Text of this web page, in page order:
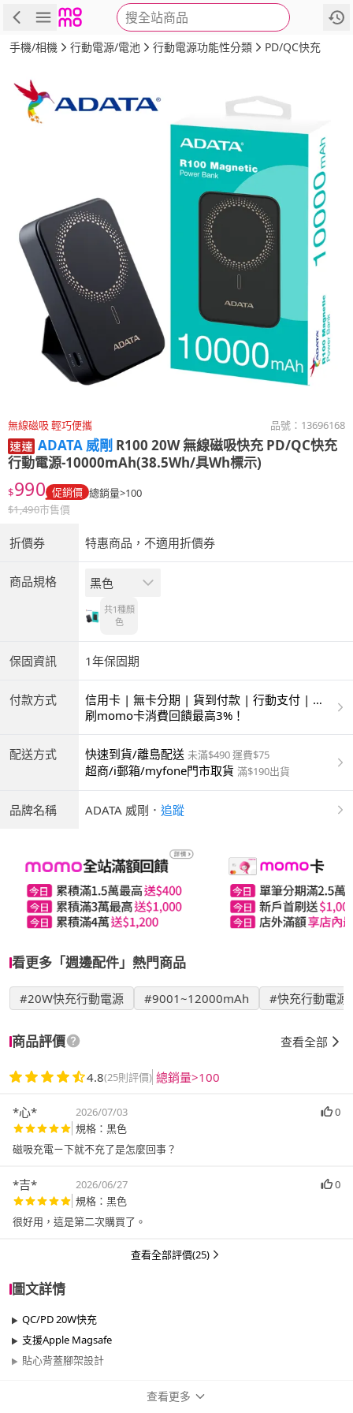
搜全站商品
商品 評價 詳情
手機/相機 行動電源/電池 行動電源功能性分類 PD/QC快充
無線磁吸 輕巧便攜 品號： 13696168
ADATA 威剛 R100 20W 無線磁吸快充 PD/QC快充
行動電源-10000mAh(38.5Wh/具Wh標示)
$990 促銷價 總銷量>100
$1,490市售價
折價券 特惠商品，不適用折價券
商品規格 黑色
共1種顏
色
保固資訊 1年保固期
付款方式
信用卡 | 無卡分期 | 貨到付款 | 行動支付 | 超
商付款 | ATM | 銀聯卡
刷momo卡消費回饋最高3%！
配送方式 快速到貨/離島配送 未滿$490 運費$75
超商/i郵箱/myfone門市取貨 滿$190出貨
品牌名稱 ADATA 威剛 ． 追蹤
看更多「週邊配件」熱門商品
#20W快充行動電源 #9001~12000mAh #快充行動電源
商品評價 查看全部
4.8(25則評價) 總銷量>100
*心* 2026/07/03
0
規格：黑色
磁吸充電ㄧ下就不充了是怎麼回事？
*吉* 2026/06/27
0
規格：黑色
很好用，這是第二次購買了。
查看全部評價(25)
圖文詳情
QC/PD 20W快充
支援Apple Magsafe
貼心背蓋腳架設計
查看更多